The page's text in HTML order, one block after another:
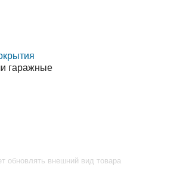
гаражные
обновлять внешний вид товара